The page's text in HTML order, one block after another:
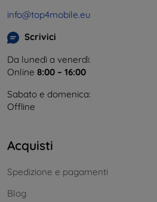
info@top4mobile.eu
Scrivici
Da lunedì a venerdì:
Online 8:00 – 16:00
Sabato e domenica:
Offline
Acquisti
Spedizione e pagamenti
Blog